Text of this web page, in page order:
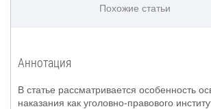
Похожие статьи
Аннотация
В статье рассматривается особенность
наказания как уголовно-правового